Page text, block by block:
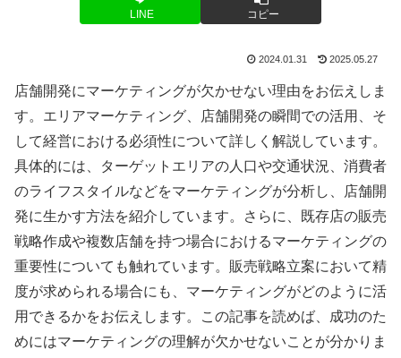
LINE コピー
2024.01.31 2025.05.27
店舗開発にマーケティングが欠かせない理由をお伝えしま
す。エリアマーケティング、店舗開発の瞬間での活用、そ
して経営における必須性について詳しく解説しています。
具体的には、ターゲットエリアの人口や交通状況、消費者
のライフスタイルなどをマーケティングが分析し、店舗開
発に生かす方法を紹介しています。さらに、既存店の販売
戦略作成や複数店舗を持つ場合におけるマーケティングの
重要性についても触れています。販売戦略立案において精
度が求められる場合にも、マーケティングがどのように活
用できるかをお伝えします。この記事を読めば、成功のた
めにはマーケティングの理解が欠かせないことが分かりま